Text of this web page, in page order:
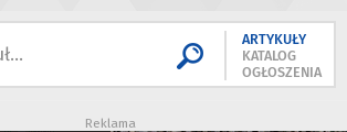
ARTYKUŁY
KATALOG
OGŁOSZENIA
Reklama